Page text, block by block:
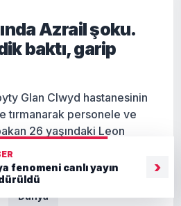
Azrail şoku.
baktı, garip
Glan Clwyd hastanesinin
tırmanarak personele ve
26 yaşındaki Leon
para cezası verildi.
Dünya
fenomeni canlı yayın
›